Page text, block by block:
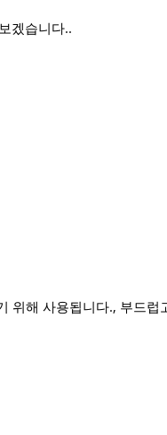
겠습니다..
위해 사용됩니다., 부드럽